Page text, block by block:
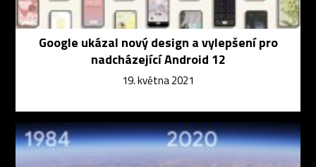
Google ukázal nový design a vylepšení pro
nadcházející Android 12
19. května 2021